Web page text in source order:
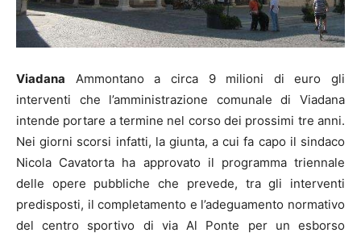
Viadana Ammontano a circa 9 milioni di euro gli
interventi che l’amministrazione comunale di Viadana
intende portare a termine nel corso dei prossimi tre anni.
Nei giorni scorsi infatti, la giunta, a cui fa capo il sindaco
Nicola Cavatorta ha approvato il programma triennale
delle opere pubbliche che prevede, tra gli interventi
predisposti, il completamento e l’adeguamento normativo
del centro sportivo di via Al Ponte per un esborso